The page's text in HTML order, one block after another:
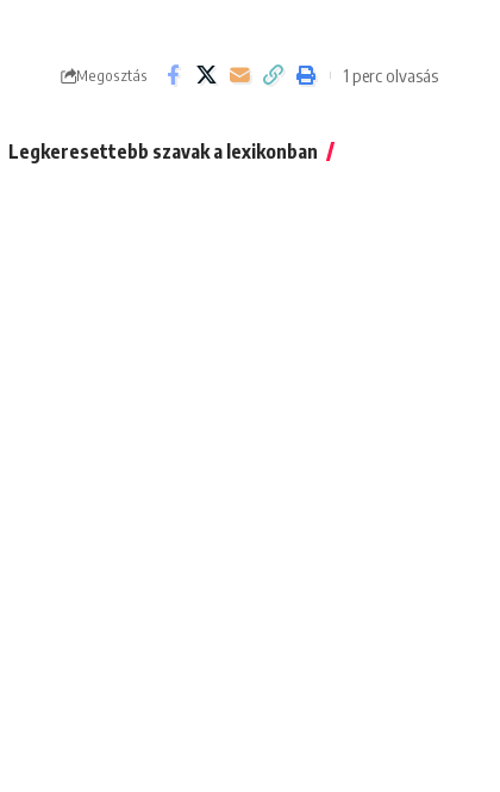
Megosztás 1 perc olvasás
Legkeresettebb szavak a lexikonban